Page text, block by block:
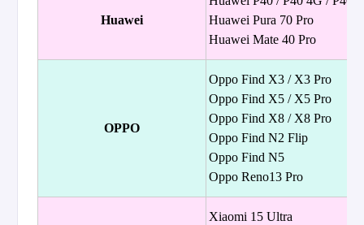
Huawei
Huawei Pura 70 Pro
Huawei Mate 40 Pro
OPPO
Oppo Find X3 / X3 Pro
Oppo Find X5 / X5 Pro
Oppo Find X8 / X8 Pro
Oppo Find N2 Flip
Oppo Find N5
Oppo Reno13 Pro
Xiaomi 15 Ultra